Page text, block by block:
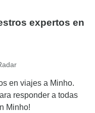
expertos en
en viajes a Minho.
responder a todas
Minho!